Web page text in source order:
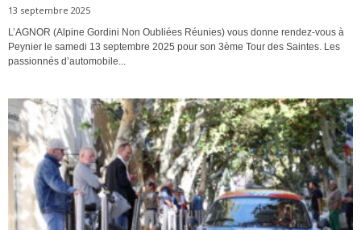
13 septembre 2025
L’AGNOR (Alpine Gordini Non Oubliées Réunies) vous donne rendez-vous à
Peynier le samedi 13 septembre 2025 pour son 3ème Tour des Saintes. Les
passionnés d’automobile...